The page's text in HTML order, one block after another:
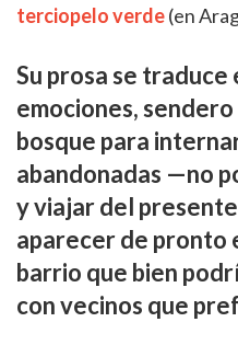
terciopelo verde(en
Su prosa se traduce
emociones,
bosque para
abandonadas —no
y viajar del
aparecer de pronto
barrio que bien
con vecinos que